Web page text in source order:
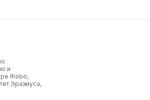
и
Risbo,
Эразмуса,